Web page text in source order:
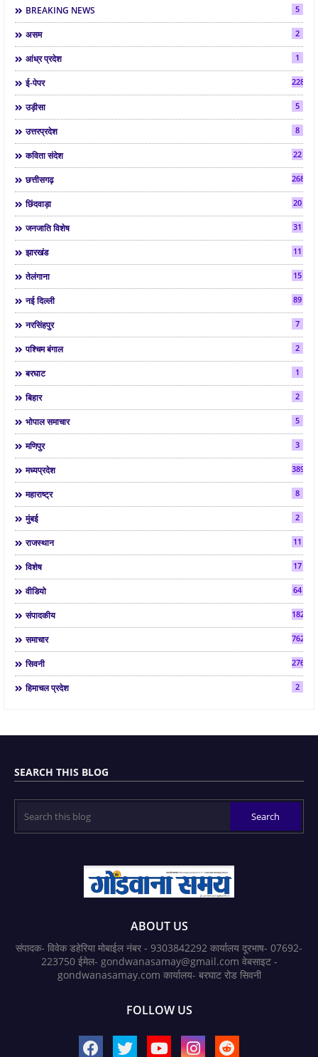
BREAKING NEWS 5
असम 2
आंध्र प्रदेश 1
ई-पेपर 2286
उड़ीसा 5
उत्तरप्रदेश 8
कविता संदेश 22
छत्तीसगढ़ 268
छिंदवाड़ा 20
जनजाति विशेष 31
झारखंड 11
तेलंगाना 15
नई दिल्ली 89
नरसिंहपुर 7
पश्चिम बंगाल 2
बरघाट 1
बिहार 2
भोपाल समाचार 5
मणिपुर 3
मध्यप्रदेश 3892
महाराष्ट्र 8
मुंबई 2
राजस्थान 11
विशेष 17
वीडियो 64
संपादकीय 182
समाचार 7624
सिवनी 2763
हिमाचल प्रदेश 2
SEARCH THIS BLOG
ABOUT US
संपादक- विवेक डहेरिया मोबाईल नंबर - 9303842292 कार्यालय दूरभाष- 07692-
223750 ईमेल- gondwanasamay@gmail.com वेबसाइट -
gondwanasamay.com कार्यालय- बरघाट रोड सिवनी
FOLLOW US